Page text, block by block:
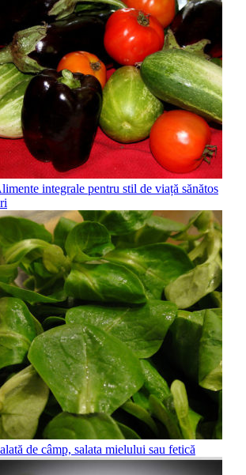
integrale pentru stil de viață sănătos
de câmp, salata mielului sau fetică